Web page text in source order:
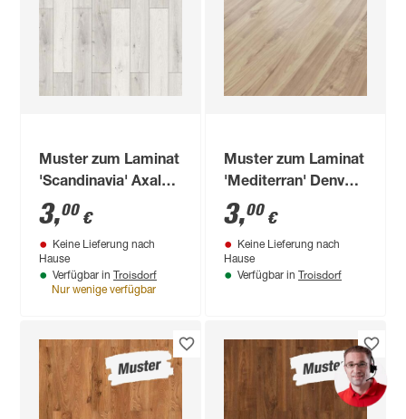
Muster zum Laminat
'Scandinavia' Axala
hellgrau 7 mm
3,00 €
Keine Lieferung nach
Hause
Verfügbar in Troisdorf
Nur wenige verfügbar
Muster zum Laminat
'Mediterran' Denver
7 mm
3,00 €
Keine Lieferung nach
Hause
Verfügbar in Troisdorf